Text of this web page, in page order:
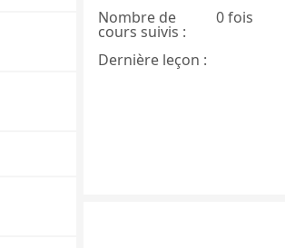
Nombre de
cours suivis :
0 fois
Dernière leçon :